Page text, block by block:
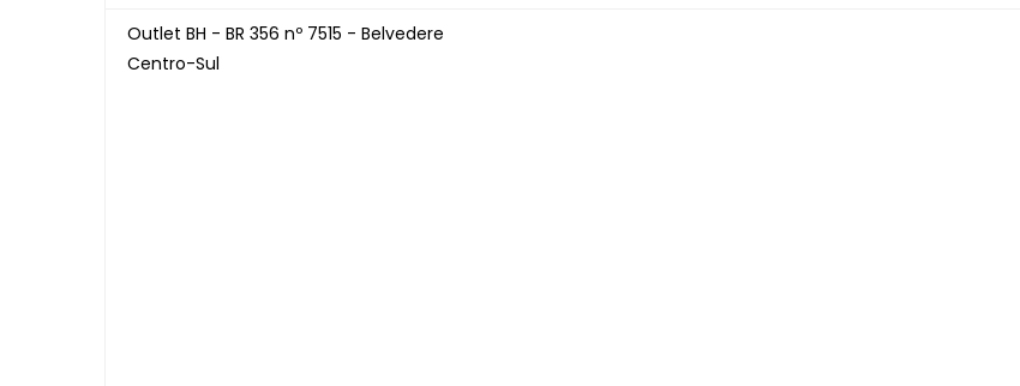
Outlet BH - BR 356 nº 7515 - Belvedere
Centro-Sul